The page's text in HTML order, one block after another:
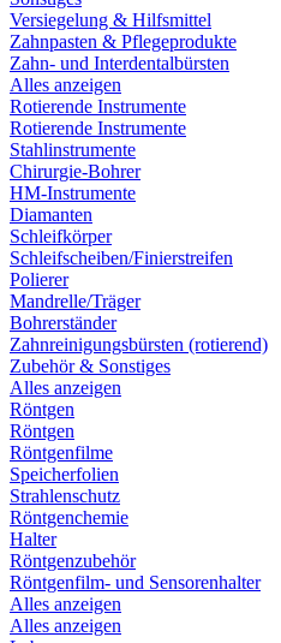
Versiegelung & Hilfsmittel
Zahnpasten & Pflegeprodukte
Zahn- und Interdentalbürsten
Alles anzeigen
Rotierende Instrumente
Rotierende Instrumente
Stahlinstrumente
Chirurgie-Bohrer
HM-Instrumente
Diamanten
Schleifkörper
Schleifscheiben/Finierstreifen
Polierer
Mandrelle/Träger
Bohrerständer
Zahnreinigungsbürsten (rotierend)
Zubehör & Sonstiges
Alles anzeigen
Röntgen
Röntgen
Röntgenfilme
Speicherfolien
Strahlenschutz
Röntgenchemie
Halter
Röntgenzubehör
Röntgenfilm- und Sensorenhalter
Alles anzeigen
Alles anzeigen